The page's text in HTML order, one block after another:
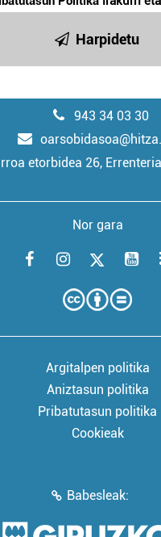
Harpidetu
943 34 03 30
etorbidea 26,
Nor gara
Argitalpen politika
Aniztasun politika
Pribatutasun politika
Cookieak
Babesleak: